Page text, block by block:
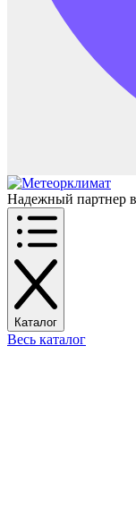
Надежный партнер в
Каталог
Весь каталог